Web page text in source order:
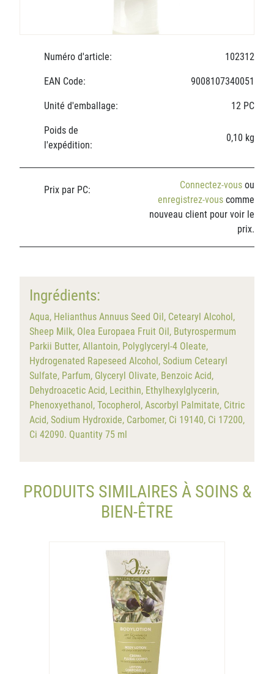
Numéro d'article: 102312
EAN Code: 9008107340051
Unité d'emballage: 12 PC
Poids de
l'expédition:
0,10 kg
Prix par PC: Connectez-vous ou
enregistrez-vous comme
nouveau client pour voir le
prix.
Ingrédients:
Aqua, Helianthus Annuus Seed Oil, Cetearyl Alcohol,
Sheep Milk, Olea Europaea Fruit Oil, Butyrospermum
Parkii Butter, Allantoin, Polyglyceryl-4 Oleate,
Hydrogenated Rapeseed Alcohol, Sodium Cetearyl
Sulfate, Parfum, Glyceryl Olivate, Benzoic Acid,
Dehydroacetic Acid, Lecithin, Ethylhexylglycerin,
Phenoxyethanol, Tocopherol, Ascorbyl Palmitate, Citric
Acid, Sodium Hydroxide, Carbomer, Ci 19140, Ci 17200,
Ci 42090. Quantity 75 ml
PRODUITS SIMILAIRES À SOINS &
BIEN-ÊTRE